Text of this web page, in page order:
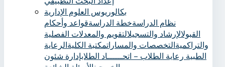
بكالوريوس العلوم الإدارية
نظام الدراسةخطة الدراسةقواعد وأحكام
القبولالإرشاد والتسجيلالتقويم والمعدلات الفصلية
والتراكميةالتخصصات والمساراتمكتبة الكليةالرعاية
الطبية ‏ رعاية الطلاب – اتحــــــاد الطلابإدارة شئون